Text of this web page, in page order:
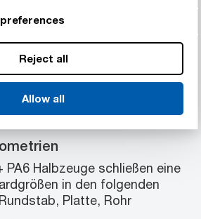
Reject all
Allow all
und
von über
Halbzeuge schließen eine
in den folgenden
Platte, Rohr